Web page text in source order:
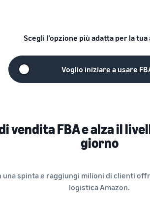
Scegli l’opzione più adatta per la
Voglio iniziare a usare
vendita FBA e alza il
giorno
una spinta e raggiungi milioni di clienti
logistica Amazon.